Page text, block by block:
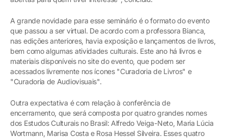
A grande novidade para esse seminário é o formato do evento
que passou a ser virtual. De acordo com a professora Bianca,
nas edições anteriores, havia exposição e lançamentos de livros,
bem como algumas atividades culturais. Este ano há livros e
materiais disponíveis no site do evento, que podem ser
acessados livremente nos ícones "Curadoria de Livros" e
"Curadoria de Audiovisuais".
Outra expectativa é com relação à conferência de
encerramento, que será composta por quatro grandes nomes
dos Estudos Culturais no Brasil: Alfredo Veiga-Neto, Maria Lúcia
Wortmann, Marisa Costa e Rosa Hessel Silveira. Esses quatro